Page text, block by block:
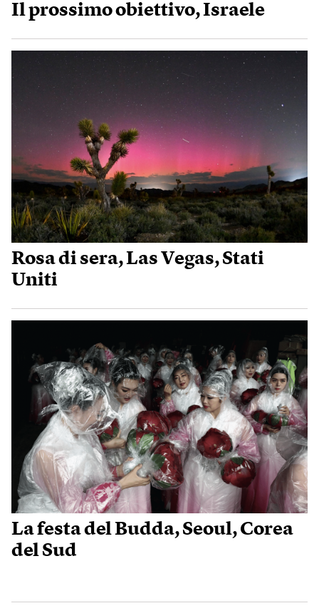
Il prossimo obiettivo, Israele
Rosa di sera, Las Vegas, Stati
Uniti
La festa del Budda, Seoul, Corea
del Sud